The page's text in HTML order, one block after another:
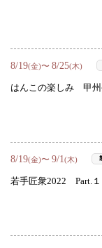
8/19(金)〜 8/25(木)
はんこの楽しみ 甲
8/19(金)〜 9/1(木)
若手匠衆2022 Part.１